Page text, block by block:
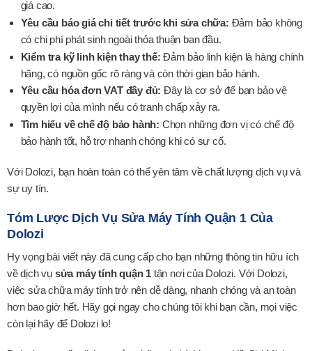
giá cao.
Yêu cầu báo giá chi tiết trước khi sửa chữa: Đảm bảo không
có chi phí phát sinh ngoài thỏa thuận ban đầu.
Kiểm tra kỹ linh kiện thay thế: Đảm bảo linh kiện là hàng chính
hãng, có nguồn gốc rõ ràng và còn thời gian bảo hành.
Yêu cầu hóa đơn VAT đầy đủ: Đây là cơ sở để bạn bảo vệ
quyền lợi của mình nếu có tranh chấp xảy ra.
Tìm hiểu về chế độ bảo hành: Chọn những đơn vị có chế độ
bảo hành tốt, hỗ trợ nhanh chóng khi có sự cố.
Với Dolozi, bạn hoàn toàn có thể yên tâm về chất lượng dịch vụ và
sự uy tín.
Tóm Lược Dịch Vụ Sửa Máy Tính Quận 1 Của
Dolozi
Hy vọng bài viết này đã cung cấp cho bạn những thông tin hữu ích
về dịch vụ sửa máy tính quận 1 tận nơi của Dolozi. Với Dolozi,
việc sửa chữa máy tính trở nên dễ dàng, nhanh chóng và an toàn
hơn bao giờ hết. Hãy gọi ngay cho chúng tôi khi bạn cần, mọi việc
còn lại hãy để Dolozi lo!